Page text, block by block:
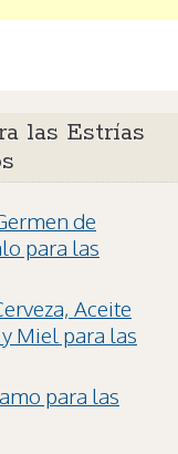
las Estrías
de
para las
Aceite
Miel para las
para las